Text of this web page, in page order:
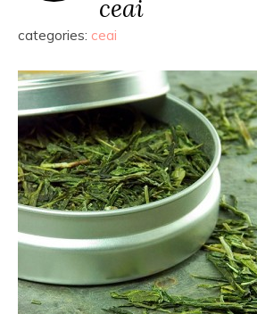
ceai
categories: ceai